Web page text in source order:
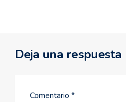
Deja una respuesta
Comentario *